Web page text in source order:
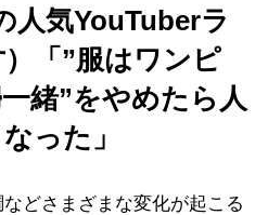
人気YouTuberラ
「”服はワンピ
緒”をやめたら人
った」
どさまざまな変化が起こる